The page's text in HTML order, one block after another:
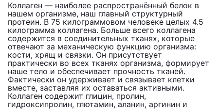
Коллаген — наиболее распространённый белок в
нашем организме, наш главный структурный
протеин. В 75 килограммовом человеке целых 4.5
килограмма коллагена. Больше всего коллагена
содержится в соединительных тканях, которые
отвечают за механическую функцию организма:
кости, хрящ и связки. Он присутствует
практически во всех тканях организма, формирует
наше тело и обеспечивает прочность тканей.
Фактически он удерживает и связывает клетки
вместе, заставляя их оставаться активными.
Коллаген содержит глицин, пролин,
гидроксипролин, глютамин, аланин, аргинин и